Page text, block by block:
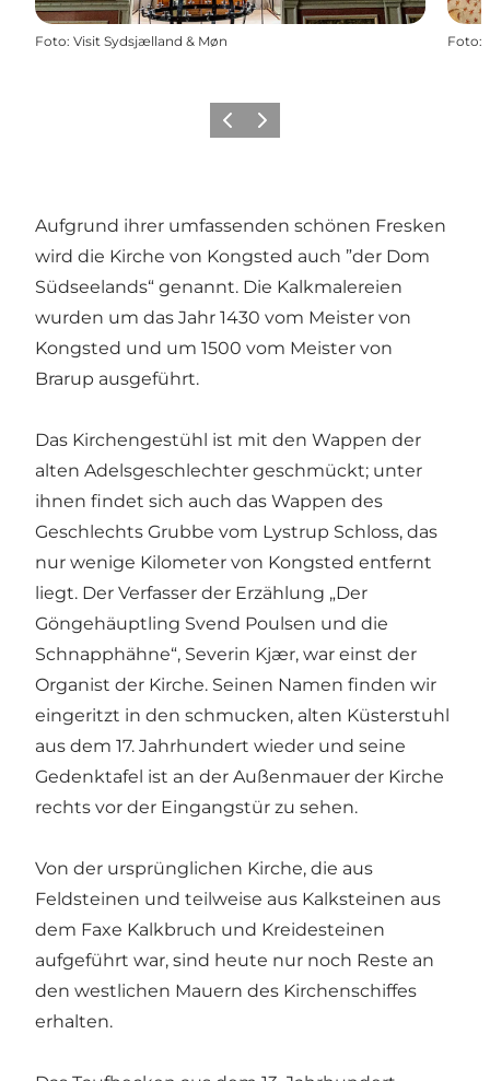
Foto: Visit Sydsjælland & Møn Foto:
ZurückWeiter
Aufgrund ihrer umfassenden schönen Fresken
wird die Kirche von Kongsted auch ”der Dom
Südseelands“ genannt. Die Kalkmalereien
wurden um das Jahr 1430 vom Meister von
Kongsted und um 1500 vom Meister von
Brarup ausgeführt.
Das Kirchengestühl ist mit den Wappen der
alten Adelsgeschlechter geschmückt; unter
ihnen findet sich auch das Wappen des
Geschlechts Grubbe vom Lystrup Schloss, das
nur wenige Kilometer von Kongsted entfernt
liegt. Der Verfasser der Erzählung „Der
Göngehäuptling Svend Poulsen und die
Schnapphähne“, Severin Kjær, war einst der
Organist der Kirche. Seinen Namen finden wir
eingeritzt in den schmucken, alten Küsterstuhl
aus dem 17. Jahrhundert wieder und seine
Gedenktafel ist an der Außenmauer der Kirche
rechts vor der Eingangstür zu sehen.
Von der ursprünglichen Kirche, die aus
Feldsteinen und teilweise aus Kalksteinen aus
dem Faxe Kalkbruch und Kreidesteinen
aufgeführt war, sind heute nur noch Reste an
den westlichen Mauern des Kirchenschiffes
erhalten.